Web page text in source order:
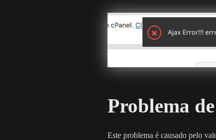
Problema
Este problema é causado pelo